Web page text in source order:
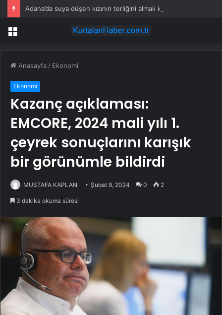
Menü
Anasayfa / Ekonomi
Ekonomi
Kazanç açıklaması:
EMCORE, 2024 mali yılı 1.
çeyrek sonuçlarını karışık
bir görünümle bildirdi
MUSTAFA KAPLAN Şubat 9, 2024 0 2
3 dakika okuma süresi